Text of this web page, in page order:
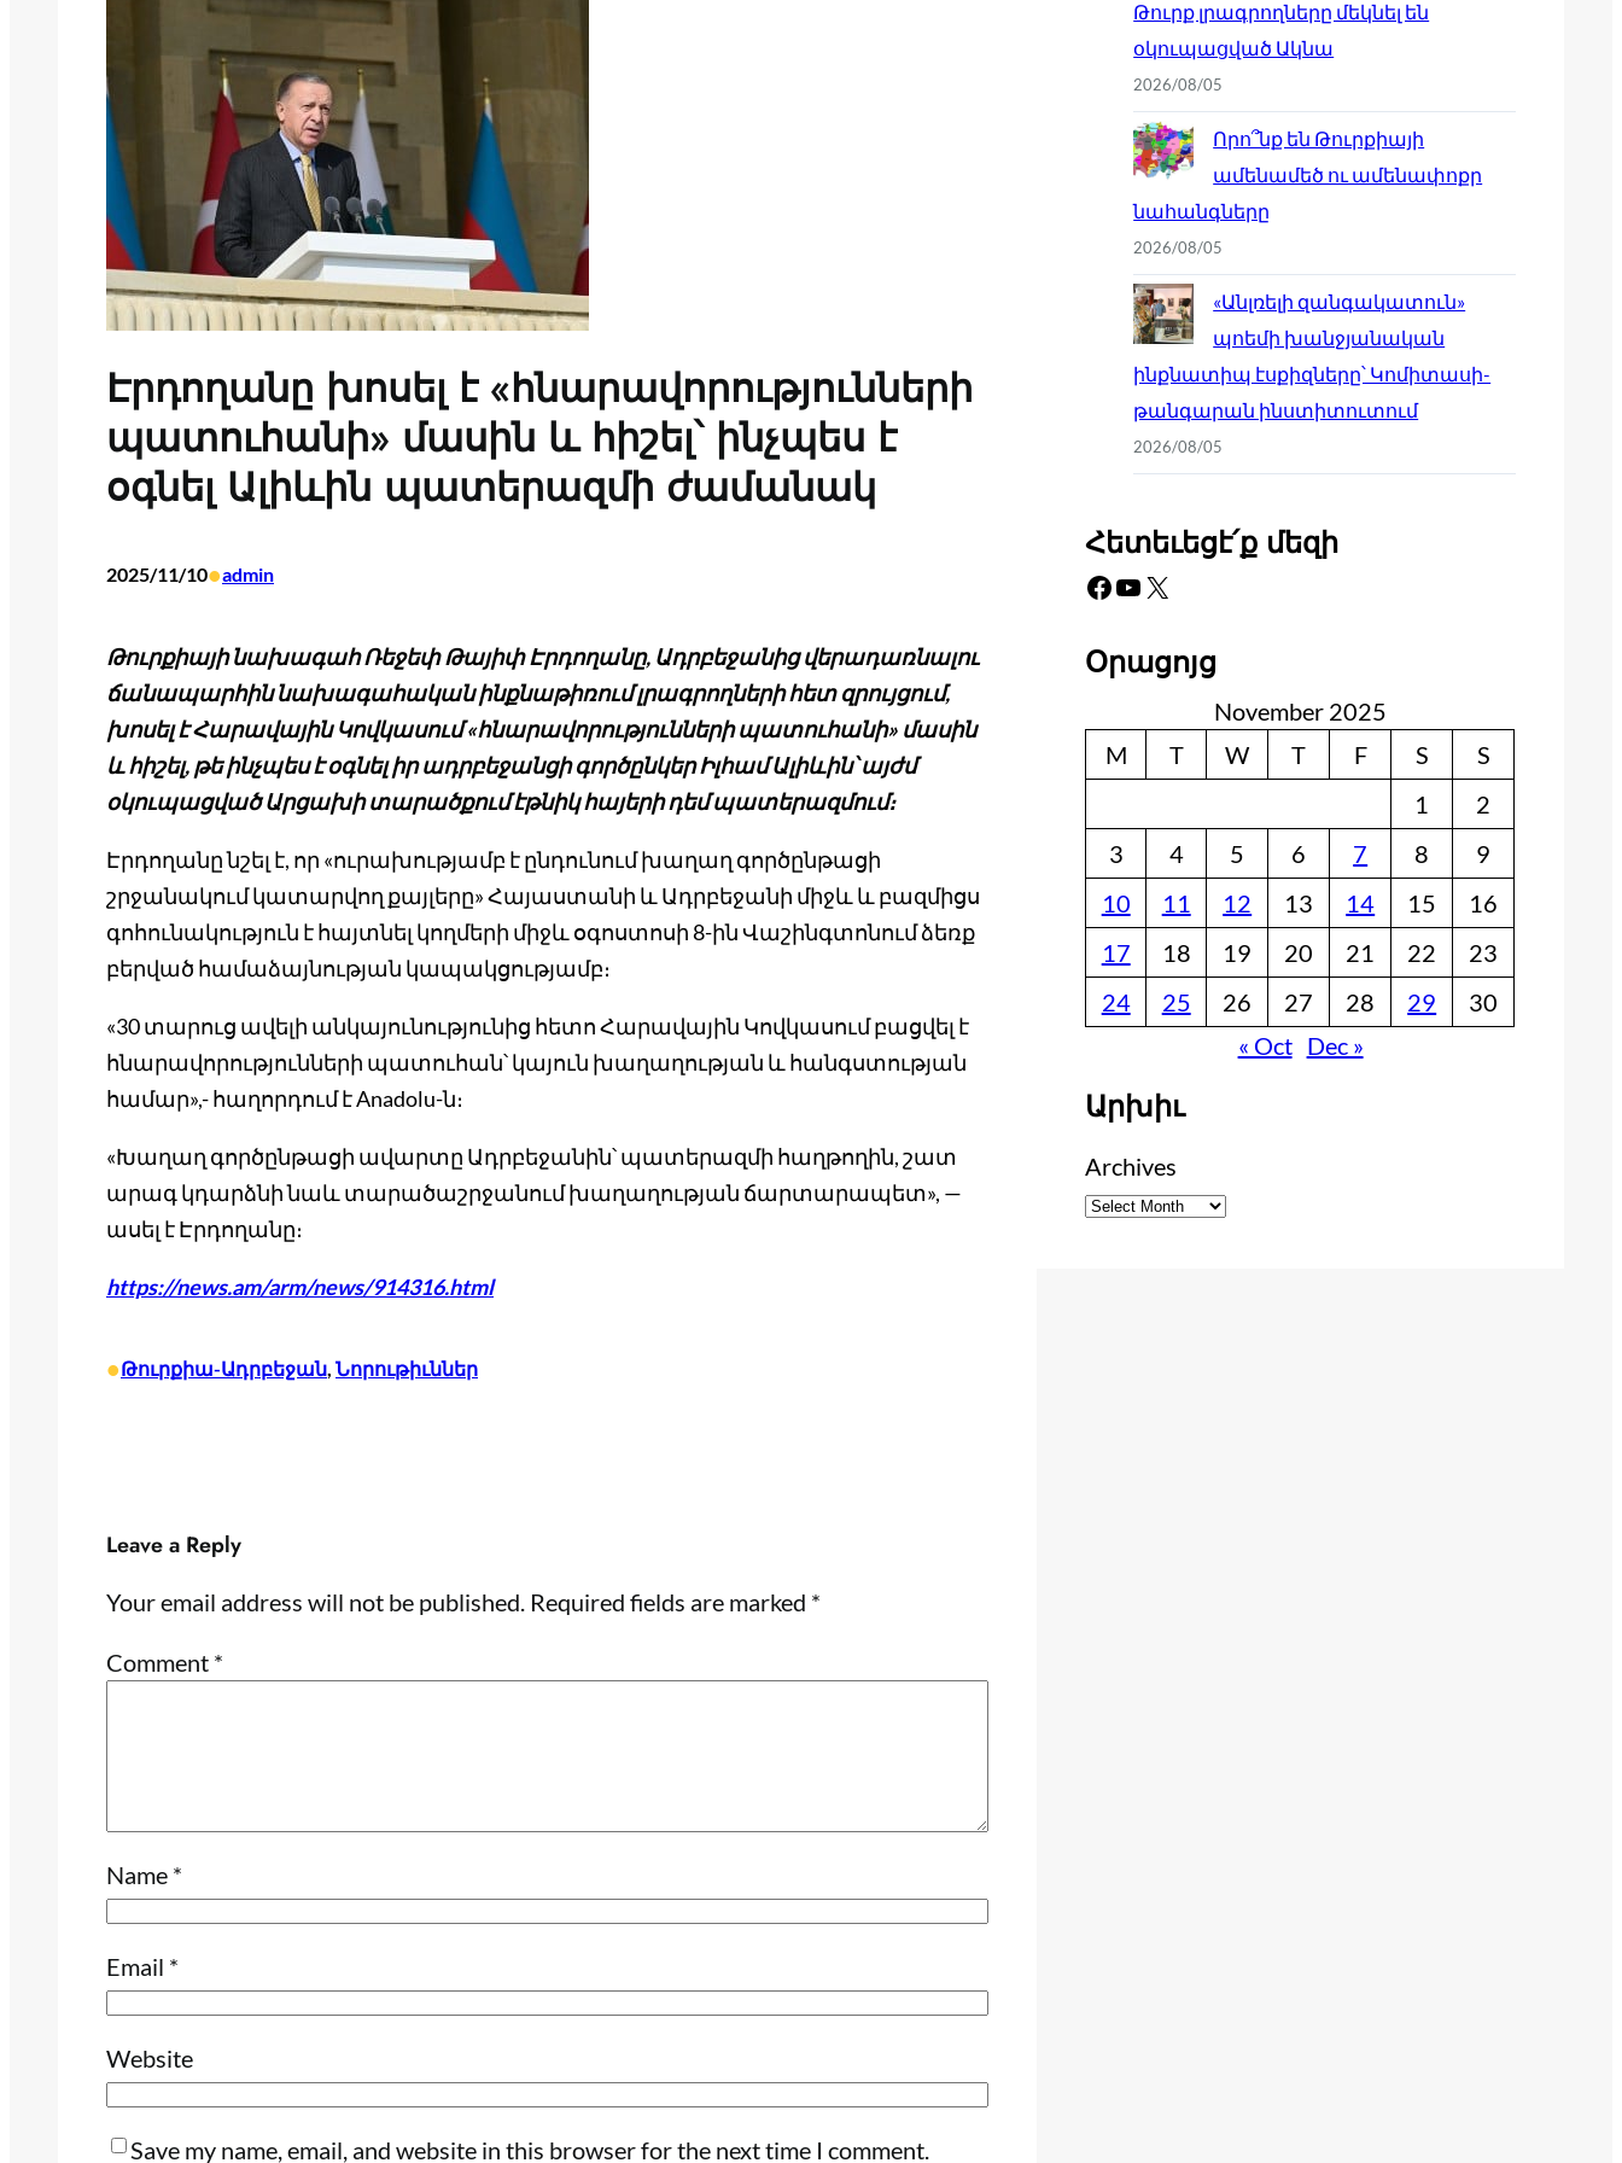
Էրդողանը խոսել է «հնարավորությունների
պատուհանի» մասին և հիշել՝ ինչպես է
օգնել Ալիևին պատերազմի ժամանակ
2025/11/10•admin
Թուրքիայի նախագահ Ռեջեփ Թայիփ Էրդողանը, Ադրբեջանից վերադառնալու
ճանապարհին նախագահական ինքնաթիռում լրագրողների հետ զրույցում,
խոսել է Հարավային Կովկասում «հնարավորությունների պատուհանի» մասին
և հիշել, թե ինչպես է օգնել իր ադրբեջանցի գործընկեր Իլհամ Ալիևին՝ այժմ
օկուպացված Արցախի տարածքում էթնիկ հայերի դեմ պատերազմում։
Էրդողանը նշել է, որ «ուրախությամբ է ընդունում խաղաղ գործընթացի
շրջանակում կատարվող քայլերը» Հայաստանի և Ադրբեջանի միջև և բազմիցս
գոհունակություն է հայտնել կողմերի միջև օգոստոսի 8-ին Վաշինգտոնում ձեռք
բերված համաձայնության կապակցությամբ։
«30 տարուց ավելի անկայունությունից հետո Հարավային Կովկասում բացվել է
հնարավորությունների պատուհան՝ կայուն խաղաղության և հանգստության
համար»,- հաղորդում է Anadolu-ն։
«Խաղաղ գործընթացի ավարտը Ադրբեջանին՝ պատերազմի հաղթողին, շատ
արագ կդարձնի նաև տարածաշրջանում խաղաղության ճարտարապետ», —
ասել է Էրդողանը։
https://news.am/arm/news/914316.html
•Թուրքիա-Ադրբեջան, Նորութիւններ
Leave a Reply
Your email address will not be published. Required fields are marked *
Comment *
Name *
Email *
Website
Save my name, email, and website in this browser for the next time I comment.
Թուրք լրագրողները մեկնել են
օկուպացված Ակնա
2026/08/05
Որո՞նք են Թուրքիայի
ամենամեծ ու ամենափոքր
նահանգները
2026/08/05
«Անլռելի զանգակատուն»
պոեմի խանջյանական
ինքնատիպ էսքիզները՝ Կոմիտասի-
թանգարան ինստիտուտում
2026/08/05
Հետեւեցէ՛ք մեզի
Facebook YouTube X
Օրացոյց
November 2025
M
T W T F S
S
1
2
3
4 5 6 7 8
9
10
11 12 13 14 15
16
17
18 19 20 21 22
23
24
25 26 27 28 29
30
« Oct Dec »
Արխիւ
Archives